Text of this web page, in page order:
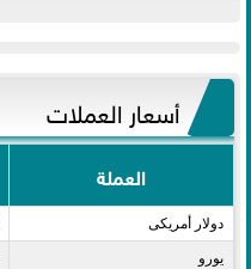
أسعار العملات
العملة
دولار أمريكى​
يورو​